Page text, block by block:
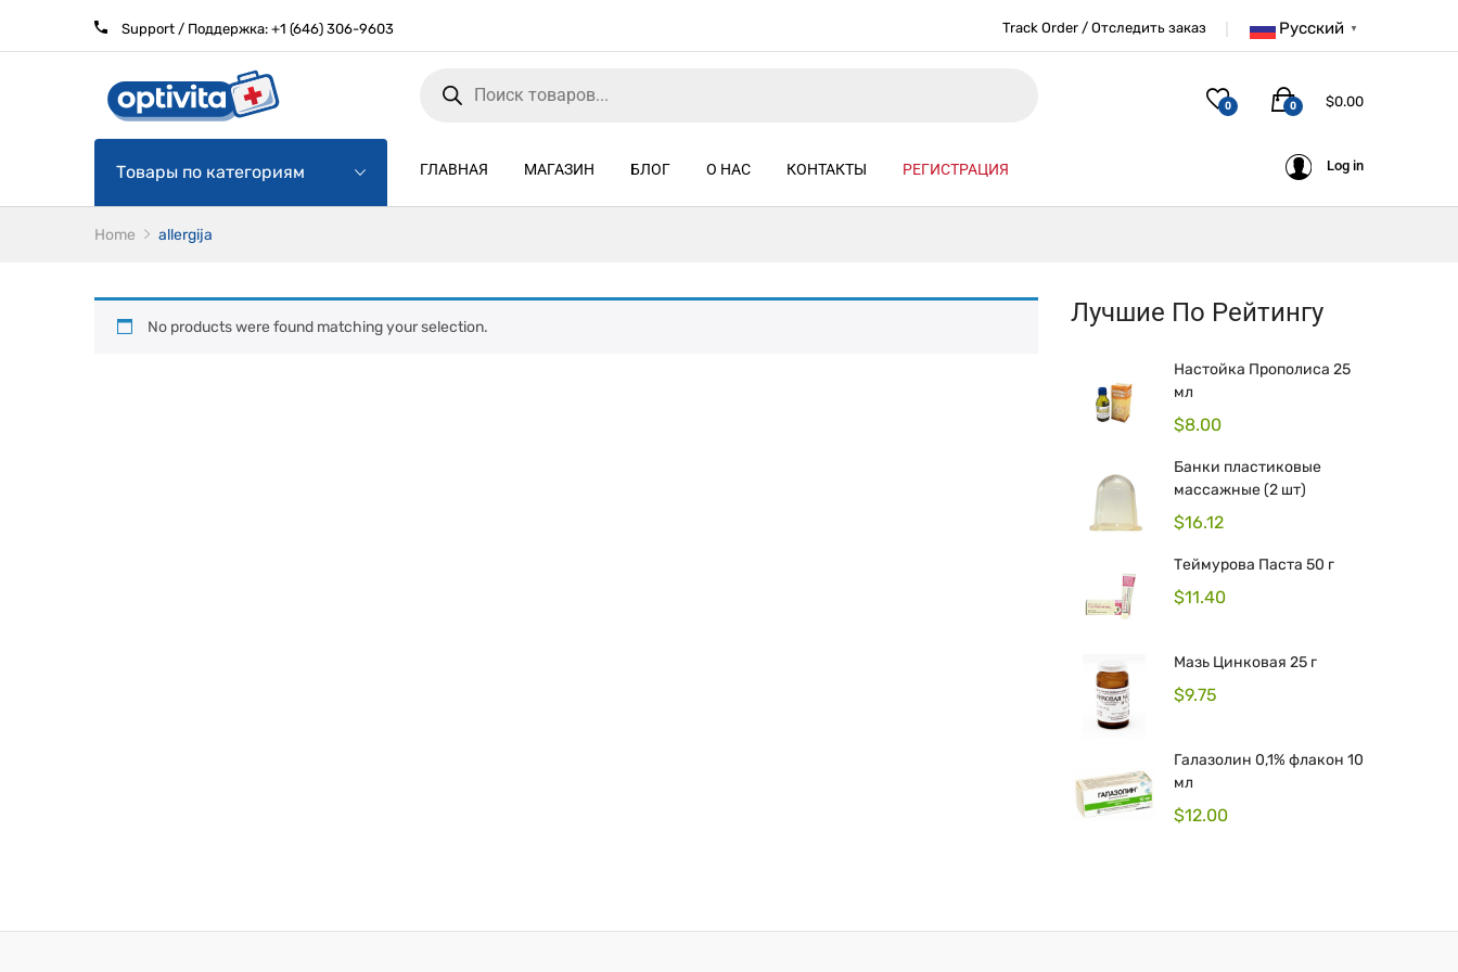
Support / Поддержка: +1 (646) 306-9603 Русский ▼
Track Order / Отследить заказ
0 $0.00
0
Товары по категориям ГЛАВНАЯ МАГАЗИН БЛОГ О НАС КОНТАКТЫ РЕГИСТРАЦИЯ Log in
Home allergija
No products were found matching your selection. Лучшие По Рейтингу
Настойка Прополиса 25
мл
$8.00
Банки пластиковые
массажные (2 шт)
$16.12
Теймурова Паста 50 г
$11.40
Мазь Цинковая 25 г
$9.75
Галазолин 0,1% флакон 10
мл
$12.00